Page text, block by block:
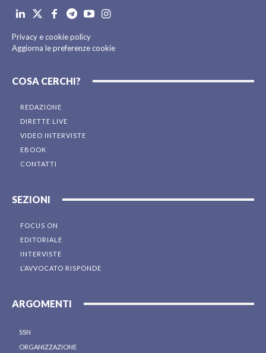
Privacy e cookie policy
Aggiorna le preferenze cookie
COSA CERCHI?
REDAZIONE
DIRETTE LIVE
VIDEO INTERVISTE
EBOOK
CONTATTI
SEZIONI
FOCUS ON
EDITORIALE
INTERVISTE
L’AVVOCATO RISPONDE
ARGOMENTI
SSN
ORGANIZZAZIONE